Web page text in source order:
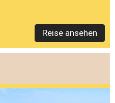
Reise ansehen